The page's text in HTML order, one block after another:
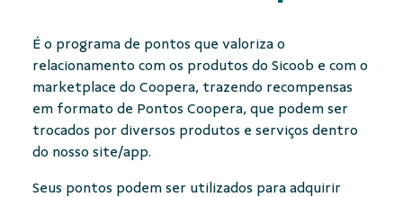
É o programa de pontos que valoriza o
relacionamento com os produtos do Sicoob e com o
marketplace do Coopera, trazendo recompensas
em formato de Pontos Coopera, que podem ser
trocados por diversos produtos e serviços dentro
do nosso site/app.
Seus pontos podem ser utilizados para adquirir